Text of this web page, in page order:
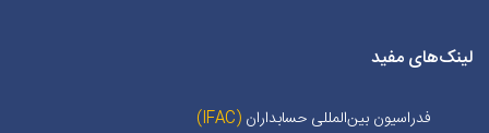
لینک‌های مفید
فدراسیون بین‌المللی حسابداران (IFAC)